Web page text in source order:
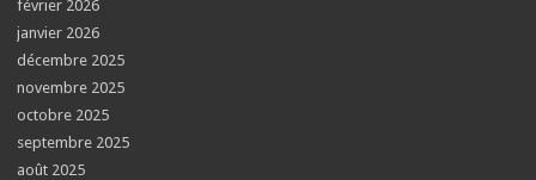
février 2026
janvier 2026
décembre 2025
novembre 2025
octobre 2025
septembre 2025
août 2025